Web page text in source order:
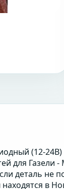
(12-
для Газели
деталь не
в